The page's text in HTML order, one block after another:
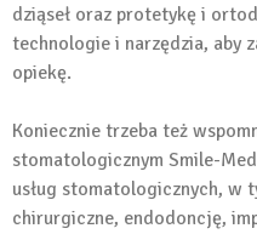
dziąseł oraz protetykę i
technologie i narzędzia, aby
opiekę.
Koniecznie trzeba też
stomatologicznym Smile-
usług stomatologicznych, w
chirurgiczne, endodoncję,